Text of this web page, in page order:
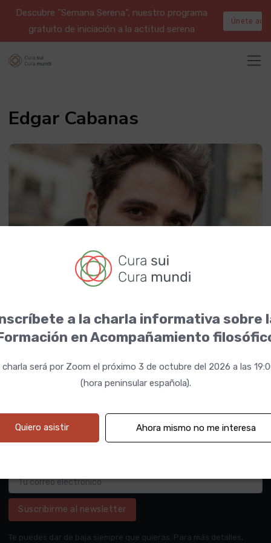
Descubre "Semana Serena", nuestro programa
gratuito de iniciación a la actitud serena
Únete aquí
Edgar Cabanas
Suscribirme al newsletter
Te puedes dar de baja siempre que quieras. Para más detalles,
a la charla informativa sobre
en Acompañamiento
charla será por Zoom el próximo 3 de octubre del 2026 a las
(hora peninsular española).
Quiero asistir Ahora mismo no me interesa